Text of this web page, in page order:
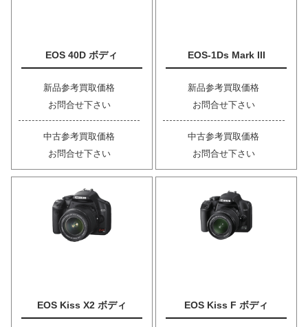
EOS 40D ボディ
新品参考買取価格
お問合せ下さい
中古参考買取価格
お問合せ下さい
EOS-1Ds Mark III
新品参考買取価格
お問合せ下さい
中古参考買取価格
お問合せ下さい
EOS Kiss X2 ボディ EOS Kiss F ボディ